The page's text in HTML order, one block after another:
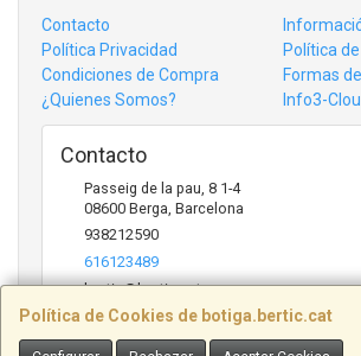
Política de Cookies de botiga.bertic.cat
Contacto
Política Privacidad
Política
Condiciones de Compra
Formas
¿Quienes Somos?
Info3-
Contacto
Passeig de la pau, 8 1-4
08600 Berga Barcelona
938212590
616123489
bertic@bertic.cat